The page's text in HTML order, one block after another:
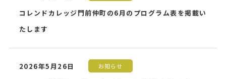
コレンドカレッジ門前仲町の6月のプログラム表を掲載い
たします
2026年5月26日 お知らせ